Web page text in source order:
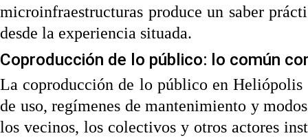
microinfraestructuras produce un saber
desde la experiencia situada.
Coproducción de lo público: lo común
La coproducción de lo público en
de uso, regímenes de mantenimiento y
los vecinos, los colectivos y otros actores